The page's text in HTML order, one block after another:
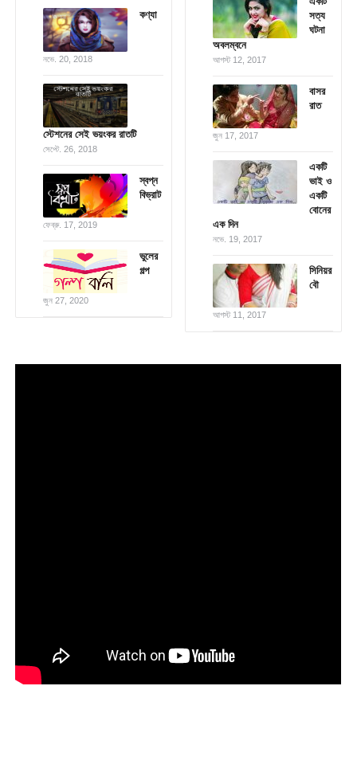
কণ্যা
নভে. 20, 2018
স্টেশনের সেই ভয়ংকর রাতটি
সেপ্টে. 26, 2018
স্বপ্ন
বিভ্রাট
ফেব্রু. 17, 2019
ভুলের
গল্প
জুন 27, 2020
সত্য
ঘটনা
অবলম্বনে
আগস্ট 12, 2017
বাসর
রাত
জুন 17, 2017
একটি
ভাই ও
একটি
বোনের
এক দিন
নভে. 19, 2017
সিনিয়র
বৌ
আগস্ট 11, 2017